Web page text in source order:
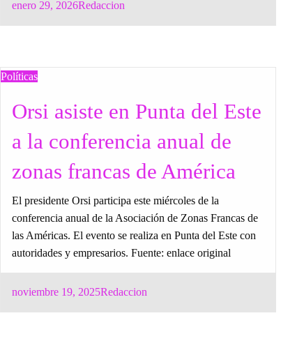
Posted
enero 29, 2026Redaccion
Políticas
Orsi asiste en Punta del Este
a la conferencia anual de
zonas francas de América
El presidente Orsi participa este miércoles de la
conferencia anual de la Asociación de Zonas Francas de
las Américas. El evento se realiza en Punta del Este con
autoridades y empresarios. Fuente: enlace original
Posted
noviembre 19, 2025Redaccion